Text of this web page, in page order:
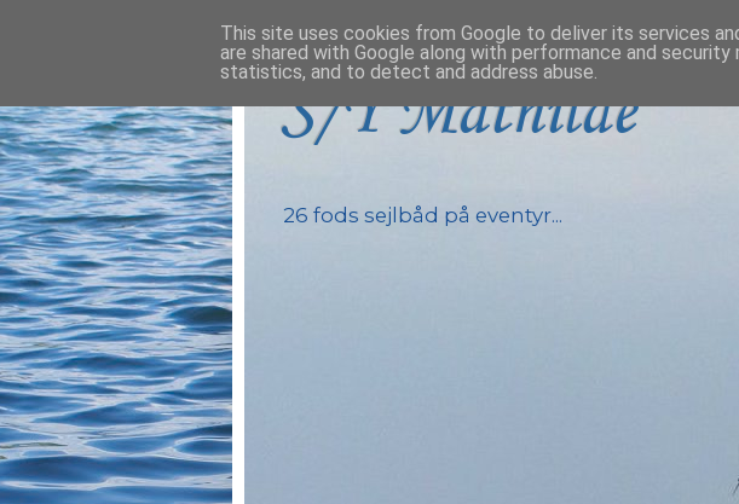
S/Y Mathilde
26 fods sejlbåd på eventyr...
This site uses cookies from Google to deliver its services
are shared with Google along with performance and
statistics, and to detect and address abuse.